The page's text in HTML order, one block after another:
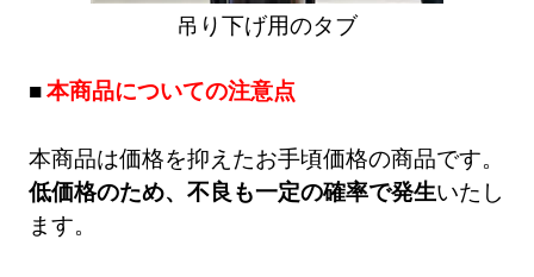
吊り下げ用のタブ
本商品についての注意点
本商品は価格を抑えたお手頃価格の商品です。
低価格のため、不良も一定の確率で発生いたし
ます。